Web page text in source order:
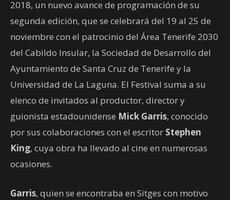
2018, un nuevo avance de programación de su
segunda edición, que se celebrará del 19 al 25 de
noviembre con el patrocinio del Área Tenerife 2030
del Cabildo Insular, la Sociedad de Desarrollo del
Ayuntamiento de Santa Cruz de Tenerife y la
Universidad de La Laguna. El Festival suma a su
elenco de invitados al productor, director y
guionista estadounidense Mick Garris, conocido
por sus colaboraciones con el escritor Stephen
King, cuya obra ha llevado al cine en numerosas
ocasiones.
Garris, quien se encontraba en Sitges con motivo